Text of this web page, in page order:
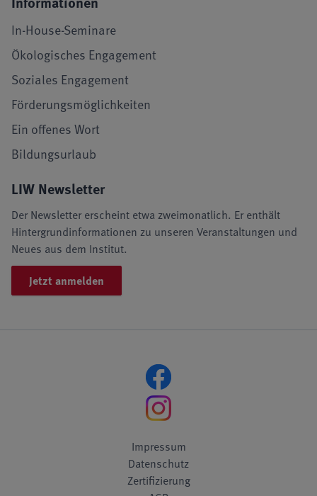
In-House-Seminare
Ökologisches Engagement
Soziales Engagement
Förderungsmöglichkeiten
Ein offenes Wort
Bildungsurlaub
LIW Newsletter
Der Newsletter erscheint etwa zweimonatlich. Er enthält
Hintergrundinformationen zu unseren Veranstaltungen und
Neues aus dem Institut.
Jetzt anmelden
Impressum
Datenschutz
Zertifizierung